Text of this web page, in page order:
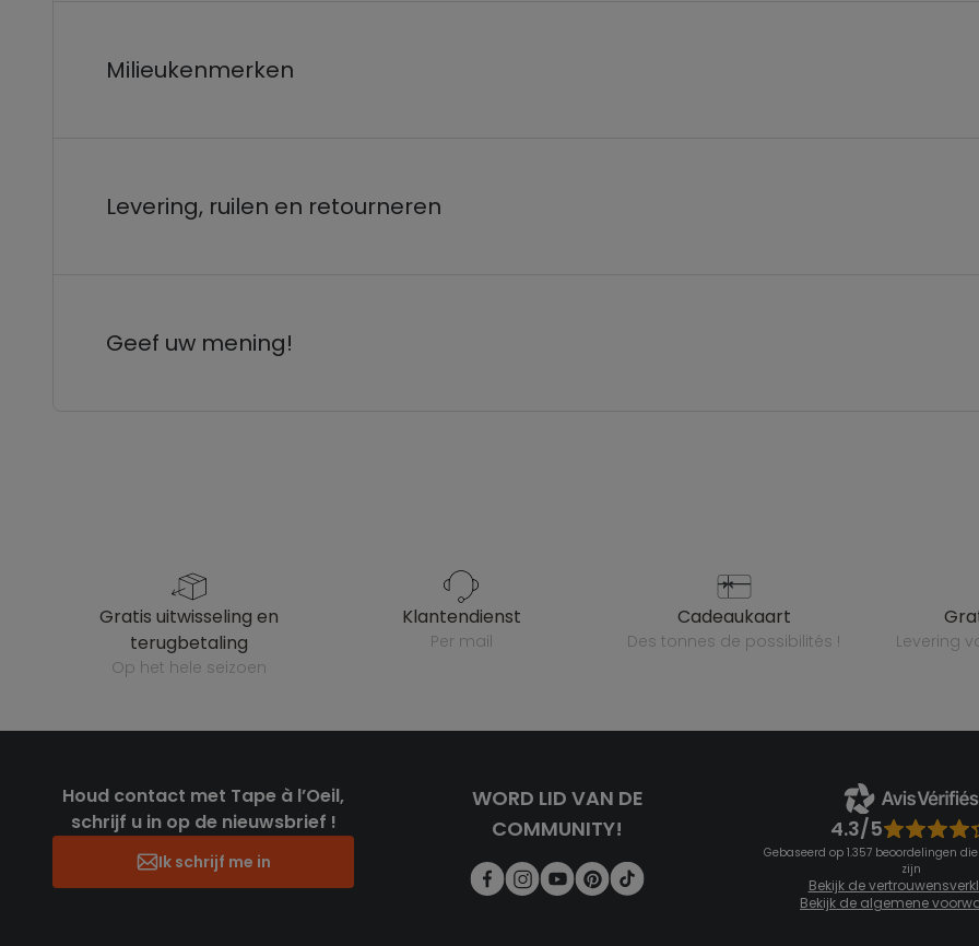
Milieukenmerken
Levering, ruilen en retourneren
Geef uw mening!
gratis uitwisseling en
terugbetaling
op het hele seizoen
klantendienst
per mail
cadeaukaart
des tonnes de possibilités ! levering
Houd contact met Tape à l’Oeil,
schrijf u in op de nieuwsbrief !
Ik schrijf me in
WORD LID VAN DE
COMMUNITY!
4.3/5
Gebaseerd op 1.357 beoordelingen
zijn
Bekijk de
Bekijk de algemene